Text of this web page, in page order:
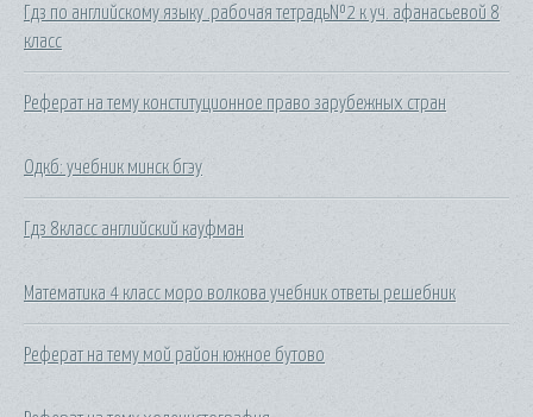
Гдз по английскому языку .рабочая тетрадь№2 к уч. афанасьевой 8
класс
Реферат на тему конституционное право зарубежных стран
Одкб: учебник минск бгэу
Гдз 8класс английский кауфман
Математика 4 класс моро волкова учебник ответы решебник
Реферат на тему мой район южное бутово